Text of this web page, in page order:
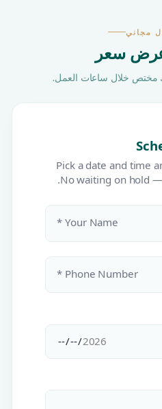
مجاني
سعر
خلال ساعات العمل.
Pick a date and time
No waiting on hold
Your Name *
Phone Number *